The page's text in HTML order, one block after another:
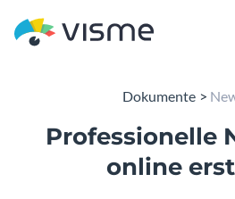
Dokumente
Professionelle
online